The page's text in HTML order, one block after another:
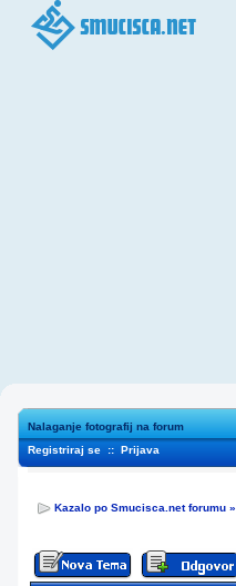
Nalaganje fotografij na forum
Registriraj se :: Prijava
Kazalo po Smucisca.net forumu »